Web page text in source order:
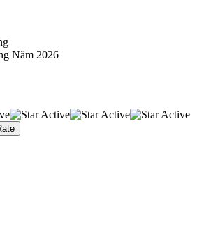
Năm 2026